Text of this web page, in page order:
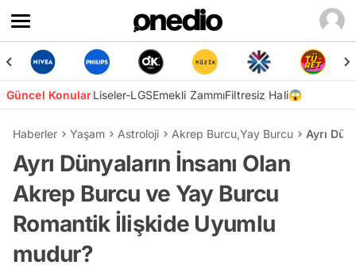
Güncel KonularLiseler-LGSEmekli ZammıFiltresiz Hali😱
Haberler Yaşam Astroloji Akrep Burcu,Yay Burcu Ayrı
Ayrı Dünyaların İnsanı Olan
Akrep Burcu ve Yay Burcu
Romantik İlişkide Uyumlu
mudur?